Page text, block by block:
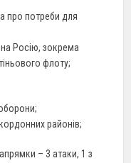
про потреби для
Росію, зокрема
флоту;
районів;
– 3 атаки, 1 з